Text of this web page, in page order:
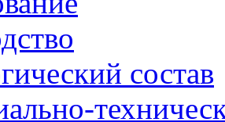
состав